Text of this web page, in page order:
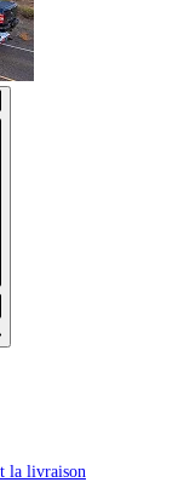
la livraison